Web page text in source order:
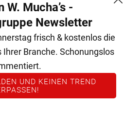
W. Mucha’s -
Newsletter
frisch & kostenlos die
Branche. Schonungslos
UND KEINEN TREND